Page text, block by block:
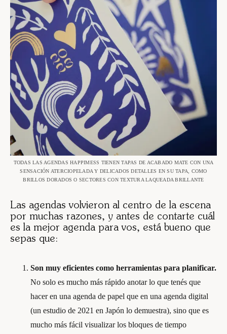
TODAS LAS AGENDAS HAPPIMESS TIENEN TAPAS DE ACABADO MATE CON UNA
SENSACIÓN ATERCIOPELADA Y DELICADOS DETALLES EN SU TAPA, COMO
BRILLOS DORADOS O SECTORES CON TEXTURA LAQUEADA BRILLANTE
Las agendas volvieron al centro de la escena
por muchas razones, y antes de contarte cuál
es la mejor agenda para vos, está bueno que
sepas que:
Son muy eficientes como herramientas para planificar.
No solo es mucho más rápido anotar lo que tenés que
hacer en una agenda de papel que en una agenda digital
(un estudio de 2021 en Japón lo demuestra), sino que es
mucho más fácil visualizar los bloques de tiempo